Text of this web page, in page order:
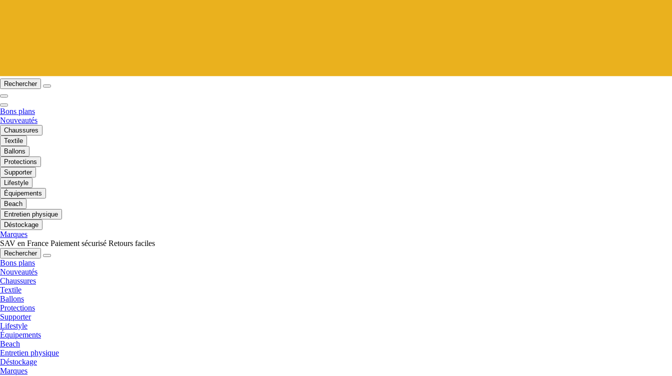
Rechercher
Bons plans
Nouveautés
Chaussures
Textile
Ballons
Protections
Supporter
Lifestyle
Équipements
Beach
Entretien physique
Déstockage
Marques
SAV en France Paiement sécurisé Retours faciles
Rechercher
Bons plans
Nouveautés
Chaussures
Textile
Ballons
Protections
Supporter
Lifestyle
Équipements
Beach
Entretien physique
Déstockage
Marques